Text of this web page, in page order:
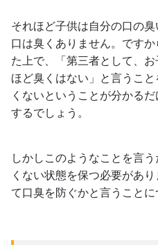
それほど子供は自分の口の
口は臭くありません。です
た上で、「第三者として、
ほど臭くはない」と言うこ
くないということが分かる
するでしょう。
しかしこのようなことを言
くない状態を保つ必要があ
て口臭を防ぐかと言うことに